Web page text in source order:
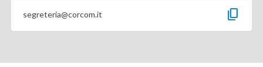
segreteria@corcom.it content_copy